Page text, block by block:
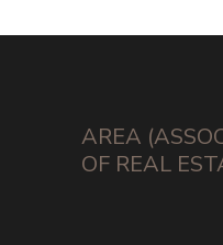
AREA
OF REAL